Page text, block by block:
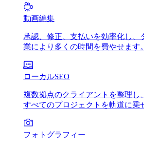
動画編集
承認、修正、支払いを効率化し、
業により多くの時間を費やせます。
ローカルSEO
複数拠点のクライアントを整理し
すべてのプロジェクトを軌道に乗
フォトグラフィー